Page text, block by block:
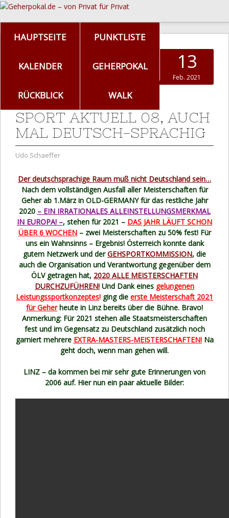
HAUPTSEITE PUNKTLISTE
KALENDER GEHERPOKAL
RÜCKBLICK WALK
13
Feb. 2021
SPORT AKTUELL 08, AUCH
MAL DEUTSCH-SPRACHIG
Udo Schaeffer
Der deutschsprachige Raum muß nicht Deutschland sein…
Nach dem vollständigen Ausfall aller Meisterschaften für
Geher ab 1.März in OLD-GERMANY für das restliche Jahr
2020 – EIN IRRATIONALES ALLEINSTELLUNGSMERKMAL
IN EUROPA! –, stehen für 2021 – DAS JAHR LÄUFT SCHON
ÜBER 6 WOCHEN– zwei Meisterschaften zu 50% fest! Für
uns ein Wahnsinns – Ergebnis! Österreich konnte dank
gutem Netzwerk und derGEHSPORTKOMMISSION, die
auch die Organisation und Verantwortung gegenüber dem
ÖLV getragen hat, 2020 ALLE MEISTERSCHAFTEN
DURCHZUFÜHREN! Und Dank eines gelungenen
Leistungssportkonzeptes! ging die erste Meisterschaft 2021
für Geherheute in Linz bereits über die Bühne. Bravo!
Anmerkung: Für 2021 stehen alle Staatsmeisterschaften
fest und im Gegensatz zu Deutschland zusätzlich noch
garniert mehrere EXTRA-MASTERS-MEISTERSCHAFTEN!Na
geht doch, wenn man gehen will.
LINZ – da kommen bei mir sehr gute Erinnerungen von
2006 auf. Hier nun ein paar aktuelle Bilder: